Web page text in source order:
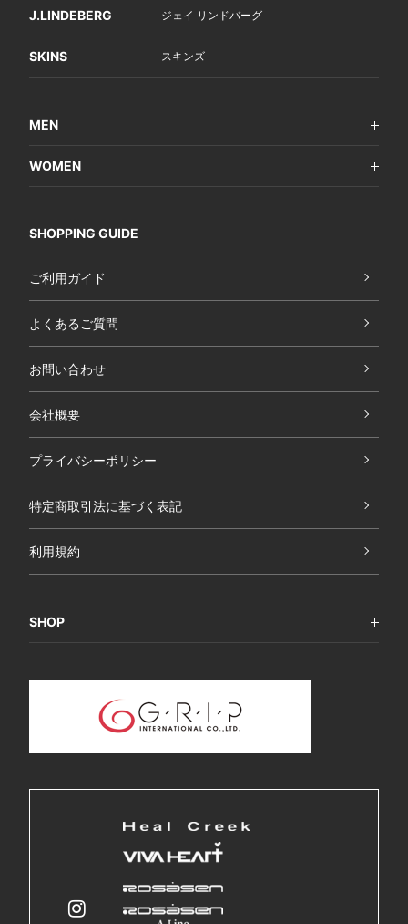
J.LINDEBERG ジェイ リンドバーグ
SKINS スキンズ
MEN
WOMEN
SHOPPING GUIDE
ご利用ガイド
よくあるご質問
お問い合わせ
会社概要
プライバシーポリシー
特定商取引法に基づく表記
利用規約
SHOP